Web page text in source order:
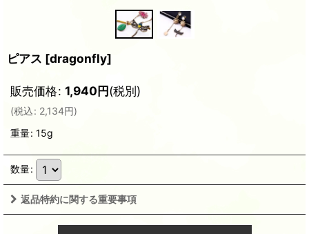
ピアス [dragonfly]
販売価格: 1,940円(税別)
(税込: 2,134円)
重量: 15g
数量:
返品特約に関する重要事項